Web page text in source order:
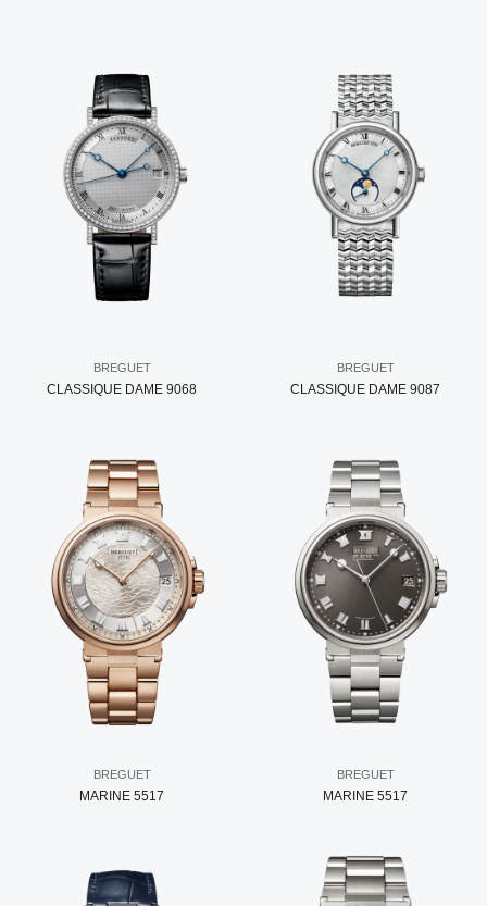
BREGUET
CLASSIQUE DAME 9068
BREGUET
CLASSIQUE DAME 9087
BREGUET
MARINE 5517
BREGUET
MARINE 5517